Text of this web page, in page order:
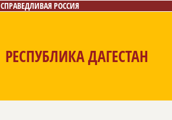
СПРАВЕДЛИВАЯ РОССИЯ
РЕСПУБЛИКА ДАГЕСТАН